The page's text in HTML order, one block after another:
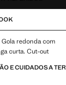
redonda com
curta. Cut-out
E CUIDADOS A TER